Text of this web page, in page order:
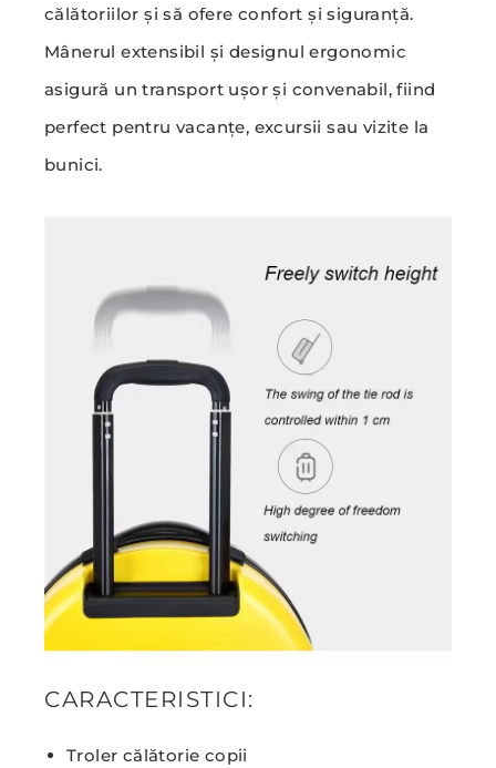
călătoriilor și să ofere confort și siguranță.
Mânerul extensibil și designul ergonomic
asigură un transport ușor și convenabil, fiind
perfect pentru vacanțe, excursii sau vizite la
bunici.
CARACTERISTICI:
Troler călătorie copii